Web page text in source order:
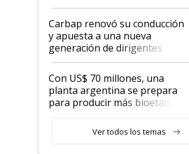
Carbap renovó su conducción
y apuesta a una nueva
generación de dirigentes
rurales
Con US$ 70 millones, una
planta argentina se prepara
para producir más bioetanol
Ver todos los temas